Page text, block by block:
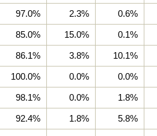
97.0% 2.3% 0.6%
85.0% 15.0% 0.1%
86.1% 3.8% 10.1%
100.0% 0.0% 0.0%
98.1% 0.0% 1.8%
92.4% 1.8% 5.8%